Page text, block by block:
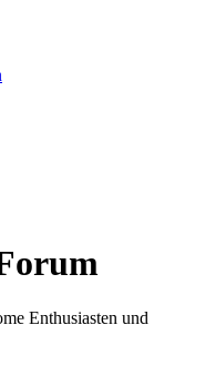
Enthusiasten und